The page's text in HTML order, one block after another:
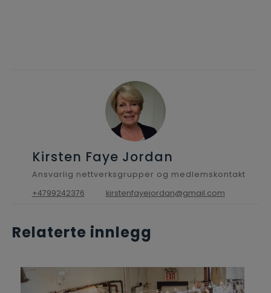
Kirsten Faye Jordan
Ansvarlig nettverksgrupper og medlemskontakt
+4799242376
kirstenfayejordan@gmail.com
Relaterte innlegg